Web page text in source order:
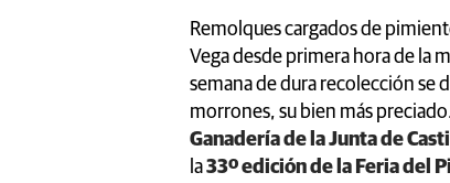
Remolques cargados de
Vega desde primera hora de la
semana de dura recolección se
morrones, su bien más
Ganadería de la Junta de
la33º edición de la Feria del